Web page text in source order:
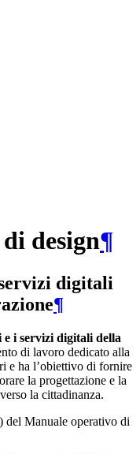
design¶
digitali
¶
i servizi digitali della
di lavoro dedicato alla
e ha l’obiettivo di fornire
la progettazione e la
la cittadinanza.
del Manuale operativo di